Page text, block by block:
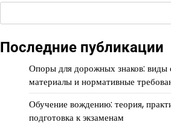
Последние публикации
Опоры для дорожных знаков: виды
материалы и нормативные
Обучение вождению: теория,
подготовка к экзаменам